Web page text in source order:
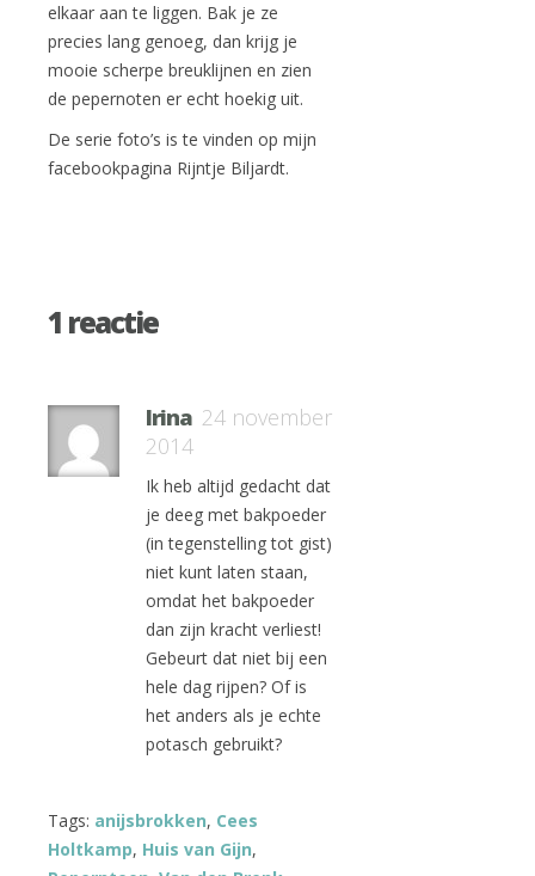
elkaar aan te liggen. Bak je ze
precies lang genoeg, dan krijg je
mooie scherpe breuklijnen en zien
de pepernoten er echt hoekig uit.
De serie foto’s is te vinden op mijn
facebookpagina Rijntje Biljardt.
1 reactie
Irina 24 november
2014
Ik heb altijd gedacht dat
je deeg met bakpoeder
(in tegenstelling tot gist)
niet kunt laten staan,
omdat het bakpoeder
dan zijn kracht verliest!
Gebeurt dat niet bij een
hele dag rijpen? Of is
het anders als je echte
potasch gebruikt?
Tags: anijsbrokken, Cees
Holtkamp, Huis van Gijn,